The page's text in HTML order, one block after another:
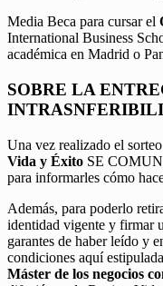
Media Beca para cursar el
International Business
académica en Madrid o
SOBRE LA
Una vez realizado el
Vida y Éxito SE
para informarles cómo
Además, para poderlo
identidad vigente y firmar
garantes de haber leído y
condiciones aquí
Máster de los negocios